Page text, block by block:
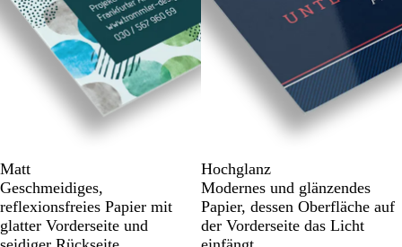
Matt
Geschmeidiges,
reflexionsfreies Papier mit
glatter Vorderseite und
Hochglanz
Modernes und glänzendes
Papier, dessen Oberfläche auf
der Vorderseite das Licht